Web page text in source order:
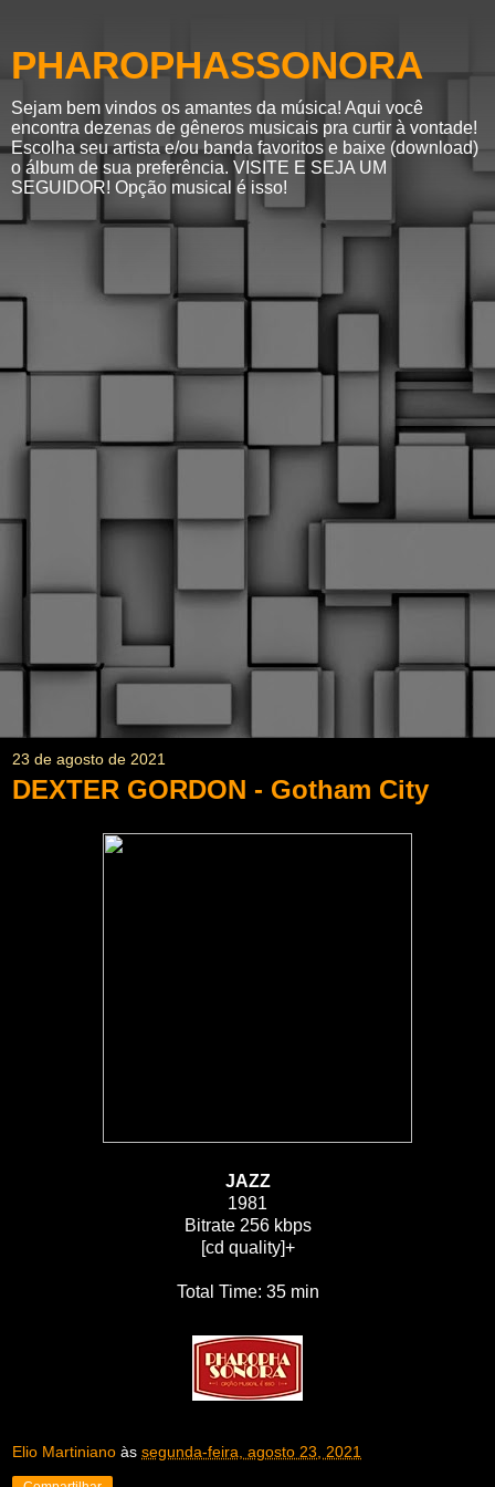
PHAROPHASSONORA
Sejam bem vindos os amantes da música! Aqui você
encontra dezenas de gêneros musicais pra curtir à vontade!
Escolha seu artista e/ou banda favoritos e baixe (download)
o álbum de sua preferência. VISITE E SEJA UM
SEGUIDOR! Opção musical é isso!
23 de agosto de 2021
DEXTER GORDON - Gotham City
JAZZ
1981
Bitrate 256 kbps
[cd quality]+
Total Time: 35 min
Elio Martiniano às segunda-feira, agosto 23, 2021